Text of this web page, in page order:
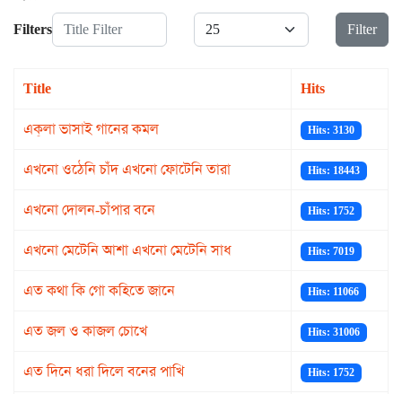
FiltersTitle Filter Display # Filter
Title Hits
এক্‌লা ভাসাই গানের কমল Hits: 3130
এখনো ওঠেনি চাঁদ এখনো ফোটেনি তারা Hits: 18443
এখনো দোলন-চাঁপার বনে Hits: 1752
এখনো মেটেনি আশা এখনো মেটেনি সাধ Hits: 7019
এত কথা কি গো কহিতে জানে Hits: 11066
এত জল ও কাজল চোখে Hits: 31006
এত দিনে ধরা দিলে বনের পাখি Hits: 1752